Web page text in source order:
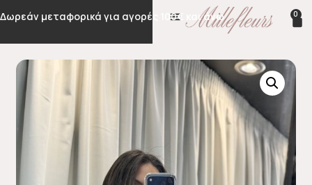
Δωρεάν μεταφορικά για αγορές 100€ και άνω 0